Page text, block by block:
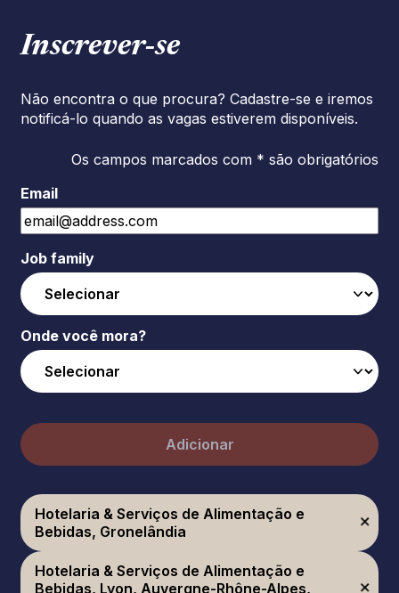
Inscrever‑se
Não encontra o que procura? Cadastre-se e iremos
notificá-lo quando as vagas estiverem disponíveis.
Os campos marcados com * são obrigatórios
Email
Job family
Onde você mora?
Adicionar
Hotelaria & Serviços de Alimentação e
Bebidas, Gronelândia
Hotelaria & Serviços de Alimentação e
Bebidas, Lyon, Auvergne-Rhône-Alpes,